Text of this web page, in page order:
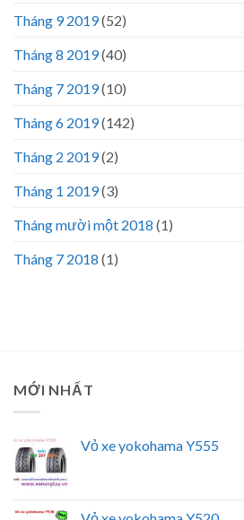
Tháng 9 2019(52)
Tháng 8 2019(40)
Tháng 7 2019(10)
Tháng 6 2019(142)
Tháng 2 2019(2)
Tháng 1 2019(3)
Tháng mười một 2018 (1)
Tháng 7 2018 (1)
MỚI NHẤT
Vỏ xe yokohama Y555